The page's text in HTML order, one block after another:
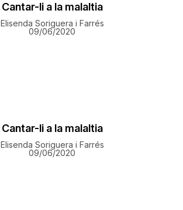
Cantar-li a la malaltia
Elisenda Soriguera i Farrés
09/06/2020
Cantar-li a la malaltia
Elisenda Soriguera i Farrés
09/06/2020